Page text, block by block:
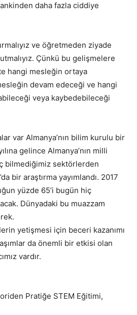
daha fazla ciddiye
ve öğretmeden ziyade
Çünkü bu gelişmelere
hangi mesleğin ortaya
devam edeceği ve hangi
veya kaybedebileceği
var Almanya’nın bilim kurulu bir
gelince Almanya’nın milli
bilmediğimiz sektörlerden
bir araştırma yayımlandı. 2017
yüzde 65’i bugün hiç
Dünyadaki bu muazzam
yetişmesi için beceri kazanımı
da önemli bir etkisi olan
vardır.
Pratiğe STEM Eğitimi,